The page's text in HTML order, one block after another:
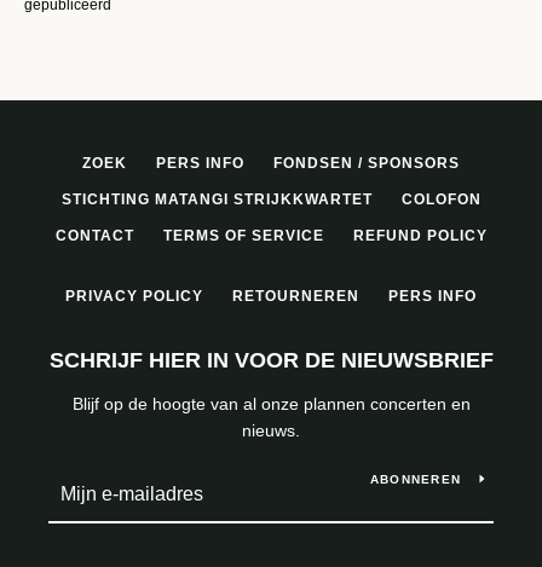
gepubliceerd
ZOEK PERS INFO FONDSEN / SPONSORS
STICHTING MATANGI STRIJKKWARTET COLOFON
CONTACT TERMS OF SERVICE REFUND POLICY
PRIVACY POLICY RETOURNEREN PERS INFO
SCHRIJF HIER IN VOOR DE NIEUWSBRIEF
Blijf op de hoogte van al onze plannen concerten en
nieuws.
ABONNEREN